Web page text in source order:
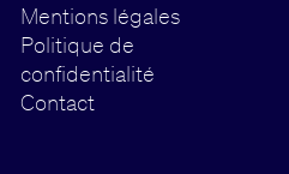
Mentions légales
Politique de
confidentialité
Contact